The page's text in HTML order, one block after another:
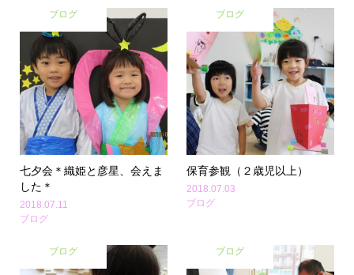
ブログ
七夕会＊織姫と彦星、会えま
した＊
2018.07.11
ブログ
ブログ
保育参観（２歳児以上）
2018.07.03
ブログ
ブログ ブログ